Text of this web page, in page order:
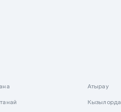
Атырау
Кызылорда